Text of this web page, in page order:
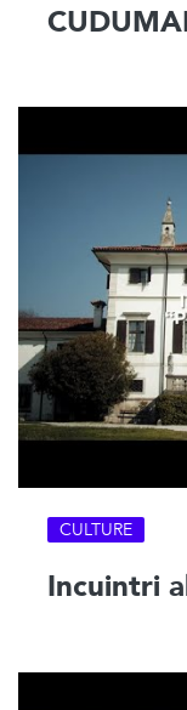
CULTURE
Incuintri